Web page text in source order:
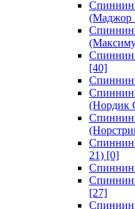
(Маджор
[40]
(Нордик
21) [0]
[27]